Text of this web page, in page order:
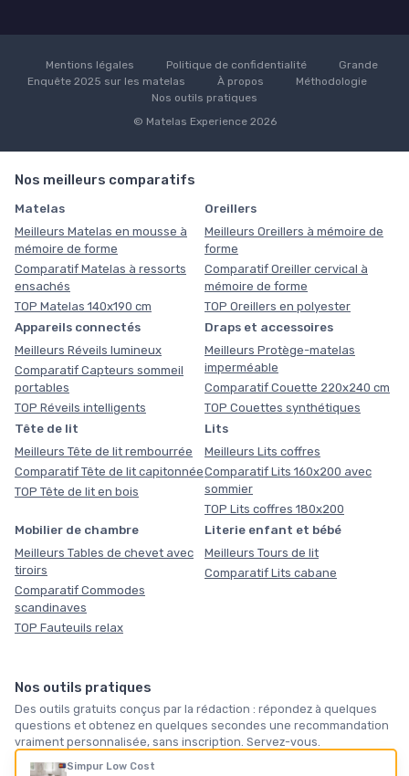
Simpur Low Cost
Mentions légales Politique de confidentialité
Grande
Enquête 2025 sur les matelas
À propos
Méthodologie
Nos outils pratiques
© Matelas Experience 2026
Nos meilleurs comparatifs
Matelas
Meilleurs Matelas en mousse à
mémoire de forme
Comparatif Matelas à ressorts
ensachés
TOP Matelas 140x190 cm
Oreillers
Meilleurs Oreillers à mémoire de
forme
Comparatif Oreiller cervical à
mémoire de forme
TOP Oreillers en polyester
Appareils connectés
Meilleurs Réveils lumineux
Comparatif Capteurs sommeil
portables
TOP Réveils intelligents
Draps et accessoires
Meilleurs Protège-matelas
imperméable
Comparatif Couette 220x240 cm
TOP Couettes synthétiques
Tête de lit
Meilleurs Tête de lit rembourrée
Comparatif Tête de lit capitonnée
TOP Tête de lit en bois
Lits
Meilleurs Lits coffres
Comparatif Lits 160x200 avec
sommier
TOP Lits coffres 180x200
Mobilier de chambre
Meilleurs Tables de chevet avec
tiroirs
Comparatif Commodes
scandinaves
TOP Fauteuils relax
Literie enfant et bébé
Meilleurs Tours de lit
Comparatif Lits cabane
Nos outils pratiques
Des outils gratuits conçus par la rédaction : répondez à quelques
questions et obtenez en quelques secondes une recommandation
vraiment personnalisée, sans inscription. Servez-vous.